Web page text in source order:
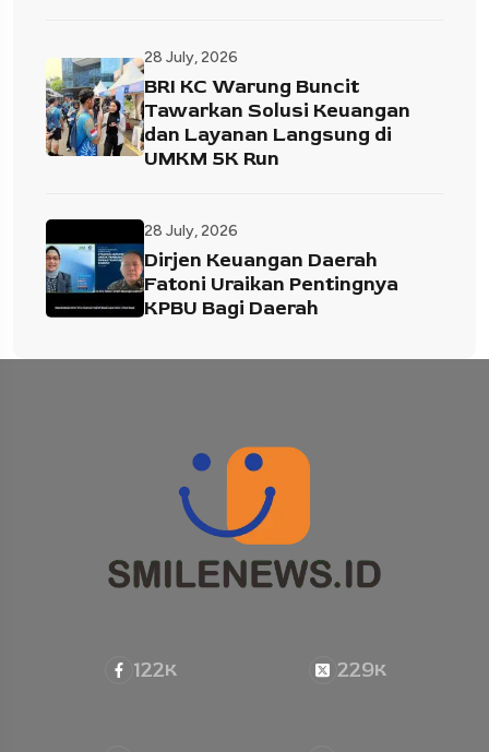
28 July, 2026
BRI KC Warung Buncit
Tawarkan Solusi Keuangan
dan Layanan Langsung di
UMKM 5K Run
28 July, 2026
Dirjen Keuangan Daerah
Fatoni Uraikan Pentingnya
KPBU Bagi Daerah
122K 229K